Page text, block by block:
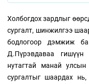
Холбогдох зардлыг
сургалт, шинжилгээ
бодлогоор дэмжиж
Д.Пүрэвдаваа гишүүн
нутагтай манай
сургалтыг шаардах